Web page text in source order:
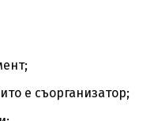
е съорганизатор;